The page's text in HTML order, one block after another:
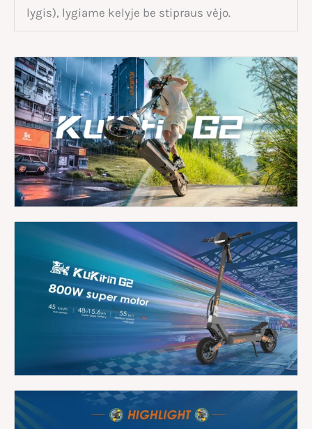
lygis), lygiame kelyje be stipraus vėjo.